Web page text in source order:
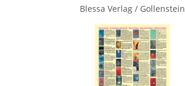
Blessa Verlag / Gollenstein